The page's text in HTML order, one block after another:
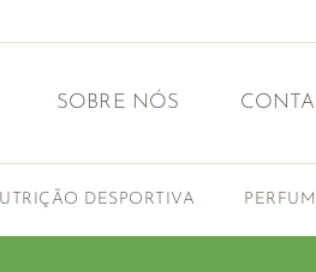
SOBRE NÓS
DESPORTIVA